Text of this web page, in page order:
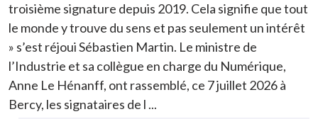
troisième signature depuis 2019. Cela signifie que tout
le monde y trouve du sens et pas seulement un intérêt
» s’est réjoui Sébastien Martin. Le ministre de
l’Industrie et sa collègue en charge du Numérique,
Anne Le Hénanff, ont rassemblé, ce 7 juillet 2026 à
Bercy, les signataires de l ...